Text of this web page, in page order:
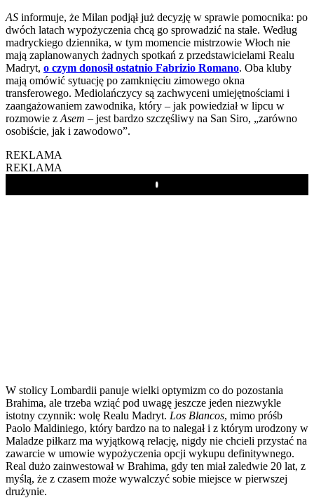
AS informuje, że Milan podjął już decyzję w sprawie pomocnika: po
dwóch latach wypożyczenia chcą go sprowadzić na stałe. Według
madryckiego dziennika, w tym momencie mistrzowie Włoch nie
mają zaplanowanych żadnych spotkań z przedstawicielami Realu
Madryt, o czym donosił ostatnio Fabrizio Romano. Oba kluby
mają omówić sytuację po zamknięciu zimowego okna
transferowego. Mediolańczycy są zachwyceni umiejętnościami i
zaangażowaniem zawodnika, który – jak powiedział w lipcu w
rozmowie z Asem – jest bardzo szczęśliwy na San Siro, „zarówno
osobiście, jak i zawodowo”.
REKLAMA
REKLAMA
Play
W stolicy Lombardii panuje wielki optymizm co do pozostania
Brahima, ale trzeba wziąć pod uwagę jeszcze jeden niezwykle
istotny czynnik: wolę Realu Madryt. Los Blancos, mimo próśb
Paolo Maldiniego, który bardzo na to nalegał i z którym urodzony w
Maladze piłkarz ma wyjątkową relację, nigdy nie chcieli przystać na
zawarcie w umowie wypożyczenia opcji wykupu definitywnego.
Real dużo zainwestował w Brahima, gdy ten miał zaledwie 20 lat, z
myślą, że z czasem może wywalczyć sobie miejsce w pierwszej
drużynie.